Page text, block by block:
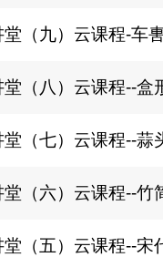
（九）云课程-车軎
（八）云课程--盒
（七）云课程--蒜